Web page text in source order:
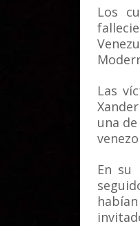
Los
Las
una
En su